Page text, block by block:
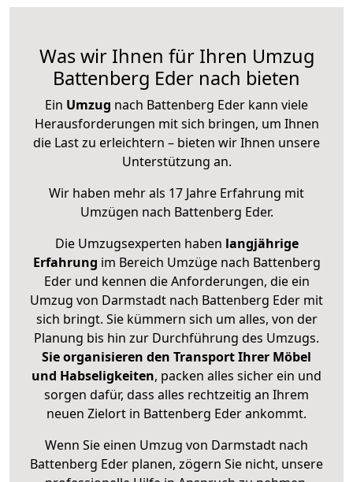
Was wir Ihnen für Ihren Umzug
Battenberg Eder nach bieten
Ein Umzug nach Battenberg Eder kann viele
Herausforderungen mit sich bringen, um Ihnen
die Last zu erleichtern – bieten wir Ihnen unsere
Unterstützung an.
Wir haben mehr als 17 Jahre Erfahrung mit
Umzügen nach Battenberg Eder.
Die Umzugsexperten haben langjährige
Erfahrung im Bereich Umzüge nach Battenberg
Eder und kennen die Anforderungen, die ein
Umzug von Darmstadt nach Battenberg Eder mit
sich bringt. Sie kümmern sich um alles, von der
Planung bis hin zur Durchführung des Umzugs.
Sie organisieren den Transport Ihrer Möbel
und Habseligkeiten, packen alles sicher ein und
sorgen dafür, dass alles rechtzeitig an Ihrem
neuen Zielort in Battenberg Eder ankommt.
Wenn Sie einen Umzug von Darmstadt nach
Battenberg Eder planen, zögern Sie nicht, unsere